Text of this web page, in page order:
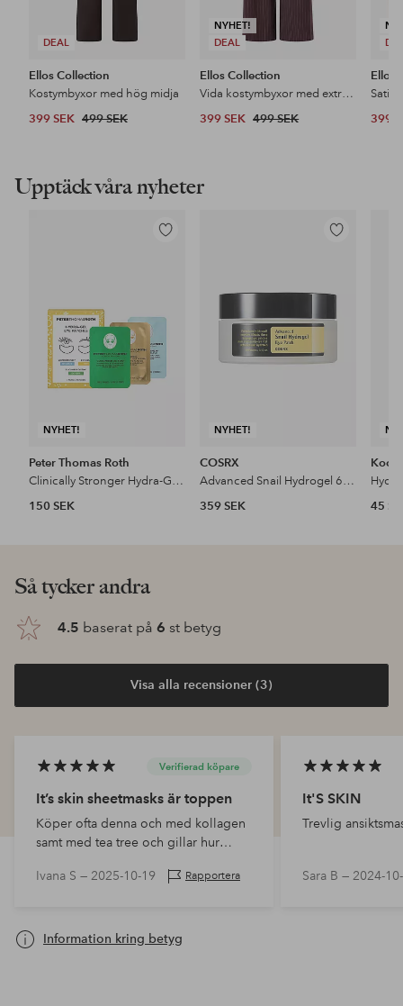
DEAL
Ellos Collection
Kostymbyxor med hög midja
399 SEK 499 SEK
NYHET!
DEAL
Ellos Collection
Vida kostymbyxor med extra hög midja
399 SEK 499 SEK
Ellos
399
Upptäck våra nyheter
NYHET!
Lägg
Peter Thomas Roth
Clinically Stronger Hydra-Gel Eye Patches 3-Pair
150 SEK
NYHET!
Lägg
COSRX
Advanced Snail Hydrogel 60 Eye Patch Pcs
359 SEK
45
Så tycker andra
4.5 baserat på 6 st betyg
Visa alla recensioner (3)
Verifierad köpare
It’s skin sheetmasks är toppen
Köper ofta denna och med kollagen
samt med tea tree och gillar hur
Ivana S — 2025-10-19 Rapportera
It'S SKIN
Trevlig
Sara B — 2024-
Information kring betyg